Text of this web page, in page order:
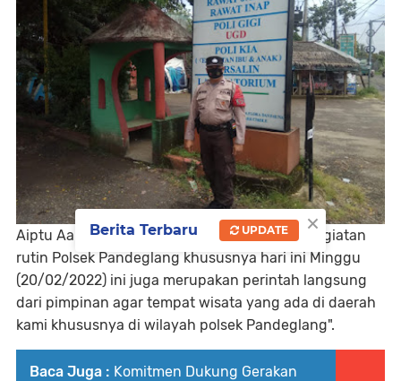
Aiptu Aan mengatakan, "kegiatan ini selain kegiatan
rutin Polsek Pandeglang khususnya hari ini Minggu
(20/02/2022) ini juga merupakan perintah langsung
dari pimpinan agar tempat wisata yang ada di daerah
kami khususnya di wilayah polsek Pandeglang".
Baca Juga : Komitmen Dukung Gerakan
×
Berita Terbaru UPDATE